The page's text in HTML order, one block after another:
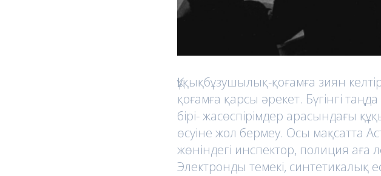
Құқықбұзушылық-қоғамға зиян
қоғамға қарсы әрекет. Бүгінгі
бірі- жасөспірімдер арасындағы
өсуіне жол бермеу. Осы мақсатта
жөніндегі инспектор, полиция
Электронды темекі, синтетикалық